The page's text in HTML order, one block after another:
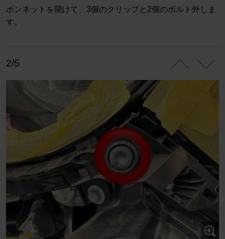
ボンネットを開けて、3個のクリップと2個のボルト外しま
す。
2/5